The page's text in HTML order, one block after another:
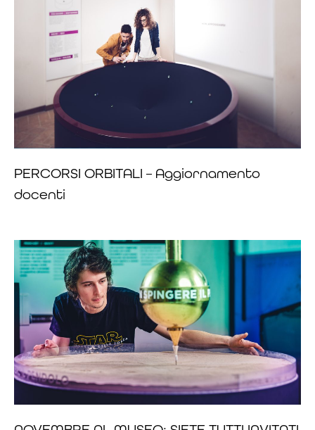
PERCORSI ORBITALI – Aggiornamento
docenti